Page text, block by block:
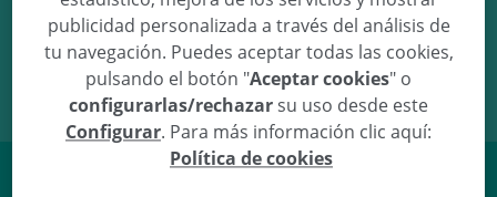
20/04/10 12:45 3.66Kg 48.5cm
publicidad personalizada a través del análisis de
tu navegación. Puedes aceptar todas las cookies,
pulsando el botón "Aceptar cookies" o
configurarlas/rechazarsu uso desde este
Configurar. Para más información clic aquí:
Política de cookies